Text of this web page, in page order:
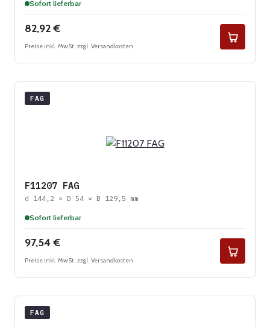
Sofort lieferbar
Regulärer Preis:
82,92 €
Preise inkl. MwSt. zzgl. Versandkosten
FAG
F11207 FAG
d 144,2 × D 54 × B 129,5 mm
Sofort lieferbar
Regulärer Preis:
97,54 €
Preise inkl. MwSt. zzgl. Versandkosten
FAG